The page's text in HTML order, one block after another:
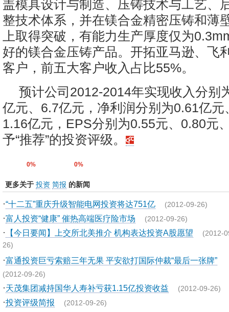
盖模具设计与制造、压铸技术与工艺、
整技术体系，并在镁合金精密压铸和薄
上取得突破，有能力生产厚度仅为
好的镁合金压铸产品。开拓亚马逊、飞
客户，前五大客户收入占比55%。
预计公司2012-2014年实现收入分别
亿元、6.7亿元，净利润分别为0.61亿元
1.16亿元，EPS分别为0.55元、0.80元
予“推荐”的投资评级。
0% 0%
更多关于 投资 简报 的新闻
·“十二五”重庆升级智能电网投资将达751亿 (2012-09-26)
·富人投资“健康” 催热高端医疗险市场 (2012-09-26)
· 【今日要闻】上交所北美推介 机构表达投资A股愿望 (2012-
26)
·富通投资巨亏索赔三年无果 平安欲打国际仲裁“最后一张牌”
(2012-09-26)
·天茂集团减持国华人寿补亏获1.15亿投资收益 (2012-09-26)
·投资评级简报 (2012-09-26)